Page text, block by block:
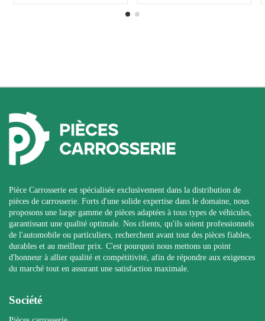
Pièce Carrosserie est spécialisée exclusivement dans la distribution de
pièces de carrosserie. Forts d'une solide expertise dans le domaine, nous
proposons une large gamme de pièces adaptées à tous types de véhicules,
garantissant une qualité optimale. Nos clients, qu'ils soient professionnels
de l'automobile ou particuliers, recherchent avant tout des pièces fiables,
durables et au meilleur prix. C'est pourquoi nous mettons un point
d'honneur à allier qualité et compétitivité, afin de répondre aux exigences
du marché tout en assurant une satisfaction maximale.
Société